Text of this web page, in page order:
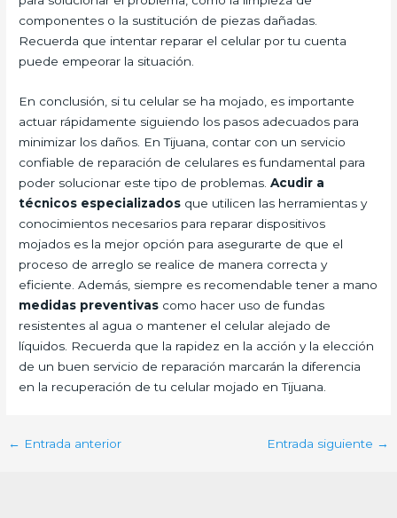
componentes o la sustitución de piezas dañadas.
Recuerda que intentar reparar el celular por tu cuenta
puede empeorar la situación.
En conclusión, si tu celular se ha mojado, es importante
actuar rápidamente siguiendo los pasos adecuados para
minimizar los daños. En Tijuana, contar con un servicio
confiable de reparación de celulares es fundamental para
poder solucionar este tipo de problemas.Acudir a
técnicos especializados que utilicen las herramientas y
conocimientos necesarios para reparar dispositivos
mojados es la mejor opción para asegurarte de que el
proceso de arreglo se realice de manera correcta y
eficiente. Además, siempre es recomendable tener a mano
medidas preventivas como hacer uso de fundas
resistentes al agua o mantener el celular alejado de
líquidos. Recuerda que la rapidez en la acción y la elección
de un buen servicio de reparación marcarán la diferencia
en la recuperación de tu celular mojado en Tijuana.
← Entrada anterior Entrada siguiente →